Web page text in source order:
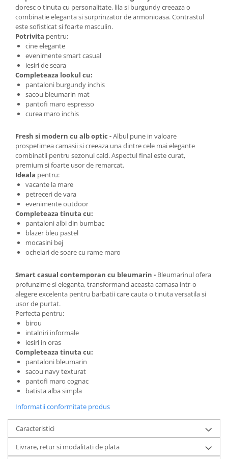
doresc o tinuta cu personalitate, lila si burgundy creeaza o
combinatie eleganta si surprinzator de armonioasa. Contrastul
este sofisticat si foarte masculin.
Potrivita pentru:
cine elegante
evenimente smart casual
iesiri de seara
Completeaza lookul cu:
pantaloni burgundy inchis
sacou bleumarin mat
pantofi maro espresso
curea maro inchis
Fresh si modern cu alb optic -Albul pune in valoare
prospetimea camasii si creeaza una dintre cele mai elegante
combinatii pentru sezonul cald. Aspectul final este curat,
premium si foarte usor de remarcat.
Ideala pentru:
vacante la mare
petreceri de vara
evenimente outdoor
Completeaza tinuta cu:
pantaloni albi din bumbac
blazer bleu pastel
mocasini bej
ochelari de soare cu rame maro
Smart casual contemporan cu bleumarin - Bleumarinul ofera
profunzime si eleganta, transformand aceasta camasa intr-o
alegere excelenta pentru barbatii care cauta o tinuta versatila si
usor de purtat.
Perfecta pentru:
birou
intalniri informale
iesiri in oras
Completeaza tinuta cu:
pantaloni bleumarin
sacou navy texturat
pantofi maro cognac
batista alba simpla
Informatii conformitate produs
Caracteristici
Livrare, retur si modalitati de plata